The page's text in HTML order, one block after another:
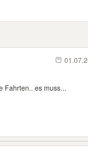
Fahrten.. es muss...